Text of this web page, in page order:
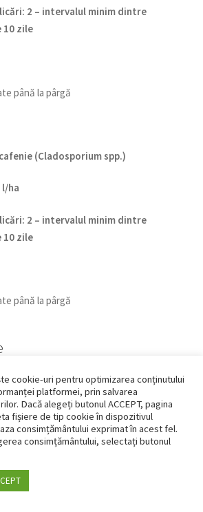
: 2 – intervalul minim dintre
zile
până la pârgă
(Cladosporium spp.)
l/ha
: 2 – intervalul minim dintre
zile
până la pârgă
cookie-uri pentru optimizarea conținutului
platformei, prin salvarea
Dacă alegeți butonul ACCEPT, pagina
fișiere de tip cookie în dispozitivul
consimțământului exprimat în acest fel.
consimțământului, selectați butonul